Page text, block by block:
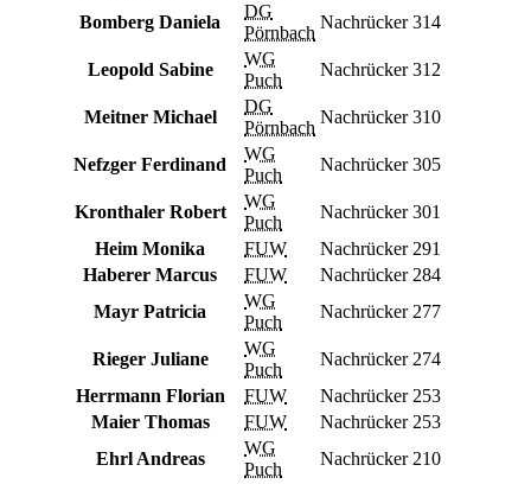
Bomberg Daniela
DG
Pörnbach
Nachrücker 314
Leopold Sabine
WG
Puch
Nachrücker 312
Meitner Michael
DG
Pörnbach
Nachrücker 310
Nefzger Ferdinand
WG
Puch
Nachrücker 305
Kronthaler Robert
WG
Puch
Nachrücker 301
Heim Monika
FUW Nachrücker 291
Haberer Marcus
FUW Nachrücker 284
Mayr Patricia
WG
Puch
Nachrücker 277
Rieger Juliane
WG
Puch
Nachrücker 274
Herrmann Florian
FUW Nachrücker 253
Maier Thomas
FUW Nachrücker 253
Ehrl Andreas
WG
Puch
Nachrücker 210